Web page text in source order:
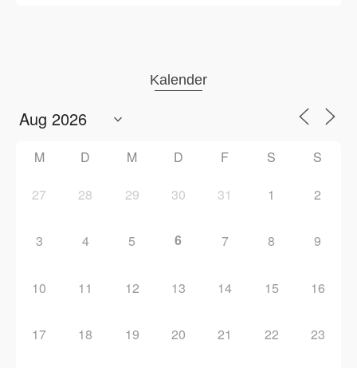
Kalender
M D M D F S S
27 28 29 30 31 1 2
3 4 5 6 7 8 9
10 11 12 13 14 15 16
17 18 19 20 21 22 23